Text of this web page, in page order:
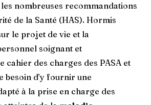
nombreuses recommandations
de la Santé (HAS). Hormis
le projet de vie et la
soignant et
cahier des charges des PASA et
besoin d’y fournir une
à la prise en charge des